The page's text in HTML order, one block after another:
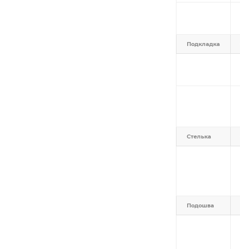
Подкладка
Стелька
Подошва